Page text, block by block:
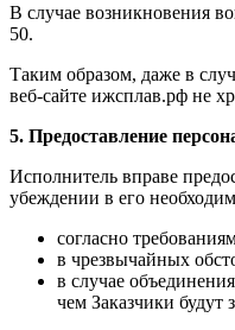
В случае возникновения
50.
Таким образом, даже в
веб-сайте ижсплав.рф не
5. Предоставление
Исполнитель вправе
убеждении в его
согласно
в чрезвычайных
в случае
чем Заказчики будут